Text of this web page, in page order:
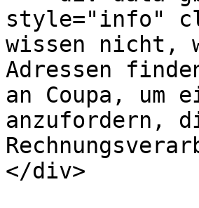
style="info"
wissen nicht,
Adressen
an Coupa, um
anzufordern,
</div>